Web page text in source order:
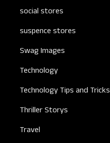
social stores
suspence stores
Swag Images
Technology
Technology Tips and Tricks
Thriller Storys
Travel